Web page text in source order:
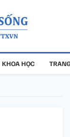
KHOA HỌC